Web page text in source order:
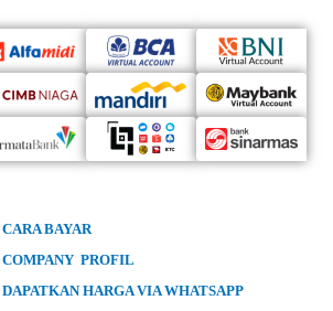
CARA BAYAR
COMPANY PROFIL
DAPATKAN HARGA VIA WHATSAPP